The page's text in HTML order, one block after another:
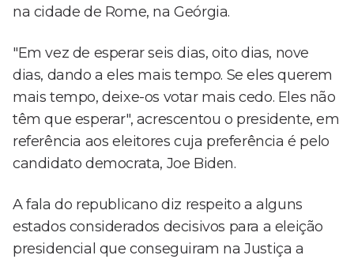
na cidade de Rome, na Geórgia.
"Em vez de esperar seis dias, oito dias, nove
dias, dando a eles mais tempo. Se eles querem
mais tempo, deixe-os votar mais cedo. Eles não
têm que esperar", acrescentou o presidente, em
referência aos eleitores cuja preferência é pelo
candidato democrata, Joe Biden.
A fala do republicano diz respeito a alguns
estados considerados decisivos para a eleição
presidencial que conseguiram na Justiça a